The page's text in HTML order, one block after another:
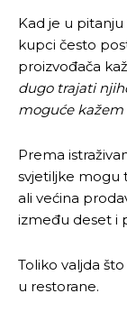
Kad je u
kupci često
proizvođača
dugo trajati
moguće kažem
Prema
svjetiljke mogu
ali većina
između deset i
Toliko valjda
u restorane.